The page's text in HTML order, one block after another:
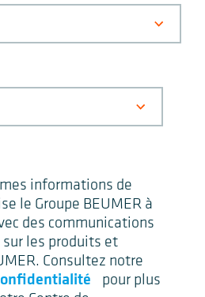
informations de
le Groupe BEUMER à
des communications
les produits et
Consultez notre
pour plus